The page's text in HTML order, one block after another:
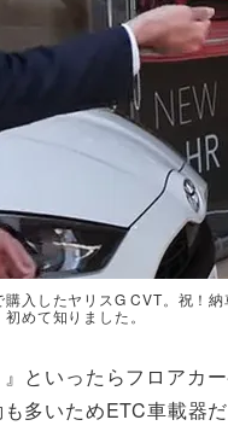
入したヤリスG CVT。祝！
めて知りました。
といったらフロア
多いためETC車載器